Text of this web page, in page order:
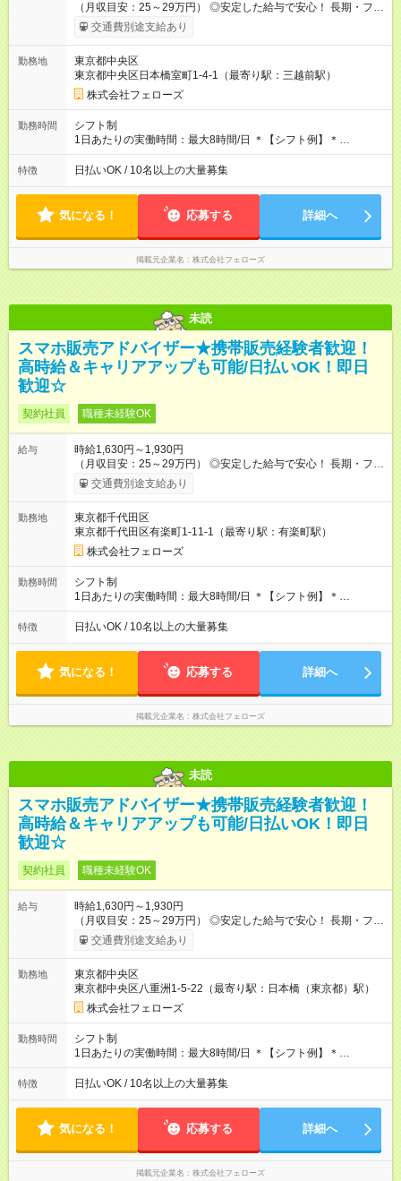
（月収目安：25～29万円） ◎安定した給与で安心！ 長期・フル
タイムで勤務いただける方にお越しいただきたいと思っていま
す。シフトが削られることはないので、安定した給与が入りま
たいという人もいると思います。このあたりは柔軟に対応する
ので、お気軽にご相談ください！ ※2ヶ月の試用期間がありま
す。その間の給与・待遇に変更はありません。 【試用期間】試
用期間あり 試用期間の長さ：2ヶ月 雇用形態、給与は本採用時
と同じです。
交通費別途支給あり
勤務地
東京都中央区
東京都中央区日本橋室町1-4-1（最寄り駅：三越前駅）
株式会社フェローズ
勤務時間
シフト制
1日あたりの実働時間：最大8時間/日 ＊【シフト例】＊
(1) 10:00～19:00 (2) 11:00～20:00 (3) 12:00～21:00 など ◎
いずれも実働8時間・休憩1時間です。中抜けシフトなどはあり
たい」などあれば相談に応じますのでおっしゃってください！
特徴 日払いOK / 10名以上の大量募集
気になる！ 応募する 詳細へ
掲載元企業名 株式会社フェローズ
未読
スマホ販売アドバイザー★携帯販売経験者歓迎！
高時給＆キャリアアップも可能/日払いOK！即日
歓迎☆
契約社員 職種未経験OK
給与
時給1,630円～1,930円
（月収目安：25～29万円） ◎安定した給与で安心！ 長期・フル
タイムで勤務いただける方にお越しいただきたいと思っていま
す。シフトが削られることはないので、安定した給与が入りま
たいという人もいると思います。このあたりは柔軟に対応する
ので、お気軽にご相談ください！ ※2ヶ月の試用期間がありま
す。その間の給与・待遇に変更はありません。 【試用期間】試
用期間あり 試用期間の長さ：2ヶ月 雇用形態、給与は本採用時
と同じです。
交通費別途支給あり
勤務地
東京都千代田区
東京都千代田区有楽町1-11-1（最寄り駅：有楽町駅）
株式会社フェローズ
勤務時間
シフト制
1日あたりの実働時間：最大8時間/日 ＊【シフト例】＊
(1) 10:00～19:00 (2) 11:00～20:00 (3) 12:00～21:00 など ◎
いずれも実働8時間・休憩1時間です。中抜けシフトなどはあり
たい」などあれば相談に応じますのでおっしゃってください！
特徴 日払いOK / 10名以上の大量募集
気になる！ 応募する 詳細へ
掲載元企業名 株式会社フェローズ
未読
スマホ販売アドバイザー★携帯販売経験者歓迎！
高時給＆キャリアアップも可能/日払いOK！即日
歓迎☆
契約社員 職種未経験OK
給与
時給1,630円～1,930円
（月収目安：25～29万円） ◎安定した給与で安心！ 長期・フル
タイムで勤務いただける方にお越しいただきたいと思っていま
す。シフトが削られることはないので、安定した給与が入りま
たいという人もいると思います。このあたりは柔軟に対応する
ので、お気軽にご相談ください！ ※2ヶ月の試用期間がありま
す。その間の給与・待遇に変更はありません。 【試用期間】試
用期間あり 試用期間の長さ：2ヶ月 雇用形態、給与は本採用時
と同じです。
交通費別途支給あり
勤務地
東京都中央区
東京都中央区八重洲1-5-22（最寄り駅：日本橋（東京都）駅）
株式会社フェローズ
勤務時間
シフト制
1日あたりの実働時間：最大8時間/日 ＊【シフト例】＊
(1) 10:00～19:00 (2) 11:00～20:00 (3) 12:00～21:00 など ◎
いずれも実働8時間・休憩1時間です。中抜けシフトなどはあり
たい」などあれば相談に応じますのでおっしゃってください！
特徴 日払いOK / 10名以上の大量募集
気になる！ 応募する 詳細へ
掲載元企業名 株式会社フェローズ